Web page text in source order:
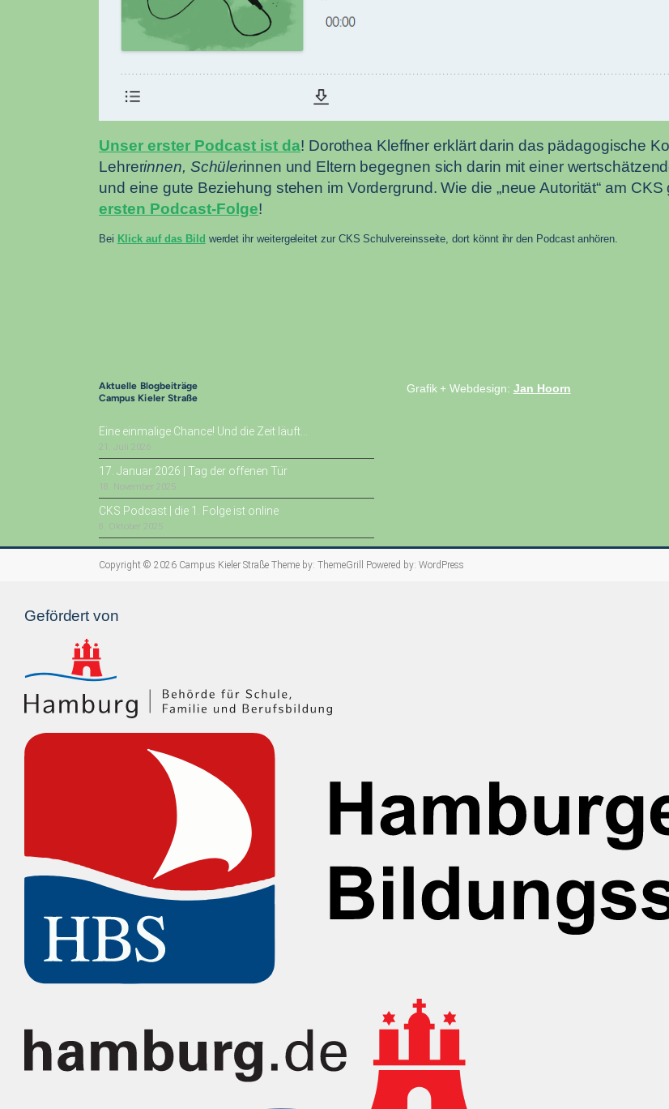
Unser erster Podcast ist da! Dorothea Kleffner erklärt darin das pädagogische
Lehrerinnen, Schülerinnen und Eltern begegnen sich darin mit einer
und eine gute Beziehung stehen im Vordergrund. Wie die „neue Autorität“ am
ersten Podcast-Folge!
Bei Klick auf das Bild werdet ihr weitergeleitet zur CKS Schulvereinsseite, dort könnt ihr den Podcast anhören.
Aktuelle Blogbeiträge
Campus Kieler Straße
Eine einmalige Chance! Und die Zeit läuft…
21. Juli 2026
17. Januar 2026 | Tag der offenen Tür
18. November 2025
CKS Podcast | die 1. Folge ist online
8. Oktober 2025
Grafik + Webdesign: Jan Hoorn
Copyright © 2026 Campus Kieler Straße Theme by: ThemeGrill Powered by: WordPress
Gefördert von